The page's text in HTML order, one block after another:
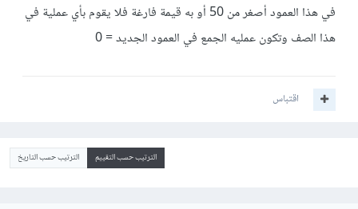
في هذا العمود أصغر من 50 أو به قيمة فارغة فلا يقوم بأي عملية في
هذا الصف وتكون عمليه الجمع في العمود الجديد = 0
اقتباس
الترتيب حسب التقييم الترتيب حسب التاريخ